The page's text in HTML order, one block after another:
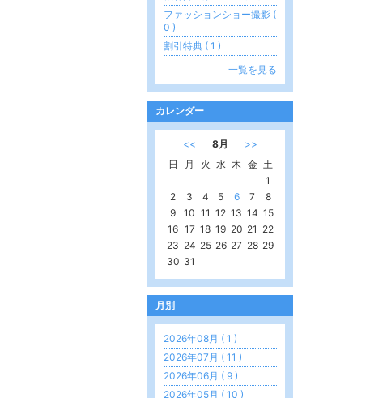
ファッションショー撮影 (
0 )
割引特典 ( 1 )
一覧を見る
カレンダー
<< 8月
>>
日
月 火 水 木 金 土
1
2
3 4 5 6 7
8
9
10 11 12 13 14 15
16 17 18 19 20 21 22
23 24 25 26 27 28 29
30 31
月別
2026年08月 ( 1 )
2026年07月 ( 11 )
2026年06月 ( 9 )
2026年05月 ( 10 )